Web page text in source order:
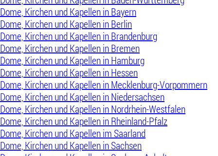
Dome, Kirchen und Kapellen in Bayern
Dome, Kirchen und Kapellen in Berlin
Dome, Kirchen und Kapellen in Brandenburg
Dome, Kirchen und Kapellen in Bremen
Dome, Kirchen und Kapellen in Hamburg
Dome, Kirchen und Kapellen in Hessen
Dome, Kirchen und Kapellen in Mecklenburg-Vorpommern
Dome, Kirchen und Kapellen in Niedersachsen
Dome, Kirchen und Kapellen in Nordrhein-Westfalen
Dome, Kirchen und Kapellen in Rheinland-Pfalz
Dome, Kirchen und Kapellen im Saarland
Dome, Kirchen und Kapellen in Sachsen